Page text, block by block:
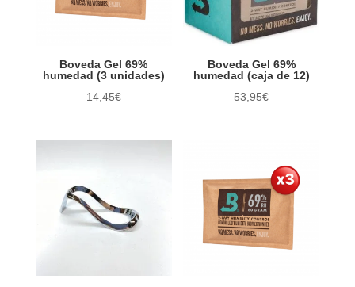
Sistemas de Humedad
Bebidas Premium
Servicios
Sin categorizar
Boveda Gel 69%
humedad (3 unidades)
14,45€
Boveda Gel 69%
humedad (caja de 12)
53,95€